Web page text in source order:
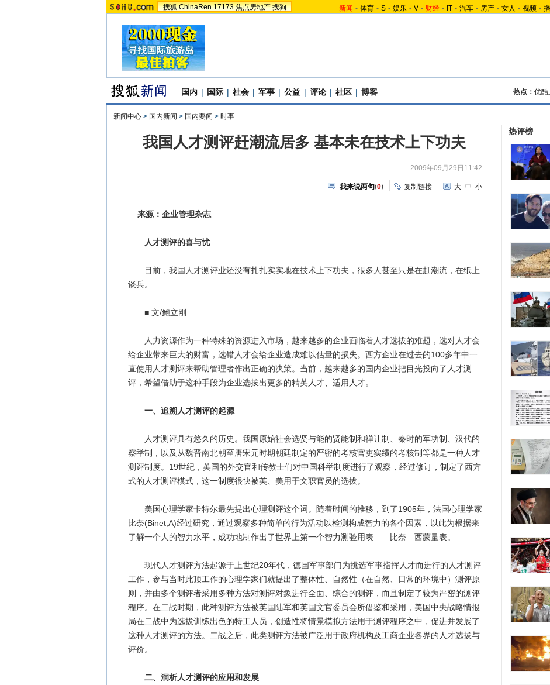
搜狐 ChinaRen 17173 焦点房地产 搜狗 新闻 - 体育 - S - 娱乐 - V - 财经 - IT - 汽车 - 房产 - 女人 - 视频 -
国内 | 国际 | 社会 | 军事 | 公益 | 评论 | 社区 | 博客 热点： 优酷
新闻中心 > 国内新闻 > 国内要闻 > 时事
我国人才测评赶潮流居多 基本未在技术上下功夫
2009年09月29日11:42
我来说两句(0) 复制链接 大 中 小
来源：企业管理杂志
人才测评的喜与忧
目前，我国人才测评业还没有扎扎实实地在技术上下功夫，很多人甚至只是在赶潮流，在纸上
谈兵。
■ 文/鲍立刚
人力资源作为一种特殊的资源进入市场，越来越多的企业面临着人才选拔的难题，选对人才会
给企业带来巨大的财富，选错人才会给企业造成难以估量的损失。西方企业在过去的100多年中一
直使用人才测评来帮助管理者作出正确的决策。当前，越来越多的国内企业把目光投向了人才测
评，希望借助于这种手段为企业选拔出更多的精英人才、适用人才。
一、追溯人才测评的起源
人才测评具有悠久的历史。我国原始社会选贤与能的贤能制和禅让制、秦时的军功制、汉代的
察举制，以及从魏晋南北朝至唐宋元时期朝廷制定的严密的考核官吏实绩的考核制等都是一种人才
测评制度。19世纪，英国的外交官和传教士们对中国科举制度进行了观察，经过修订，制定了西方
式的人才测评模式，这一制度很快被英、美用于文职官员的选拔。
美国心理学家卡特尔最先提出心理测评这个词。随着时间的推移，到了1905年，法国心理学家
比奈(Binet,A)经过研究，通过观察多种简单的行为活动以检测构成智力的各个因素，以此为根据来
了解一个人的智力水平，成功地制作出了世界上第一个智力测验用表——比奈—西蒙量表。
现代人才测评方法起源于上世纪20年代，德国军事部门为挑选军事指挥人才而进行的人才测评
工作，参与当时此顶工作的心理学家们就提出了整体性、自然性（在自然、日常的环境中）测评原
则，并由多个测评者采用多种方法对测评对象进行全面、综合的测评，而且制定了较为严密的测评
程序。在二战时期，此种测评方法被英国陆军和英国文官委员会所借鉴和采用，美国中央战略情报
局在二战中为选拔训练出色的特工人员，创造性将情景模拟方法用于测评程序之中，促进并发展了
这种人才测评的方法。二战之后，此类测评方法被广泛用于政府机构及工商企业各界的人才选拔与
评价。
二、洞析人才测评的应用和发展
热评榜